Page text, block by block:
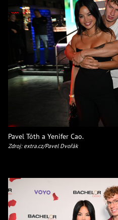
Pavel Tóth a Yenifer Cao.
Zdroj: extra.cz/Pavel Dvořák